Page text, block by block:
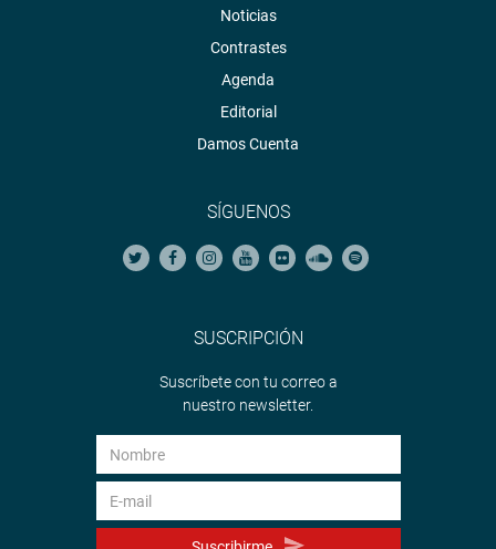
Noticias
Contrastes
Agenda
Editorial
Damos Cuenta
SÍGUENOS
SUSCRIPCIÓN
Suscríbete con tu correo a
nuestro newsletter.